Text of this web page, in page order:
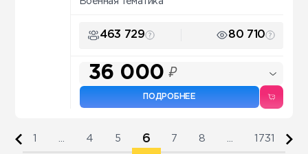
463 729 80 710
36 000 ₽
ПОДРОБНЕЕ
4 5 6 7 8 1731